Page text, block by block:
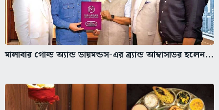
মালাবার গোল্ড অ্যান্ড ডায়মন্ডস-এর ব্র্যান্ড আম্বাসাডর হলেন...